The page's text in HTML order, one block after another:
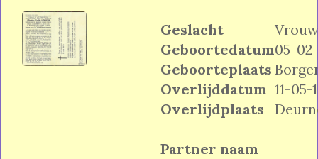
Geslacht
Geboortedatum05-
Geboorteplaats
Overlijddatum 11-05-
Overlijdplaats
Partner naam